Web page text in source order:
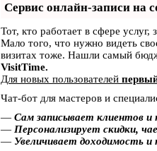
Сервис онлайн-записи на
Тот, кто работает в сфере
Мало того, что нужно видеть
визитах тоже. Нашли самый
VisitTime.
Для новых пользователей
Чат-бот для мастеров и
— Сам записывает клиентов и
— Персонализирует скидки,
— Увеличивает доходимость